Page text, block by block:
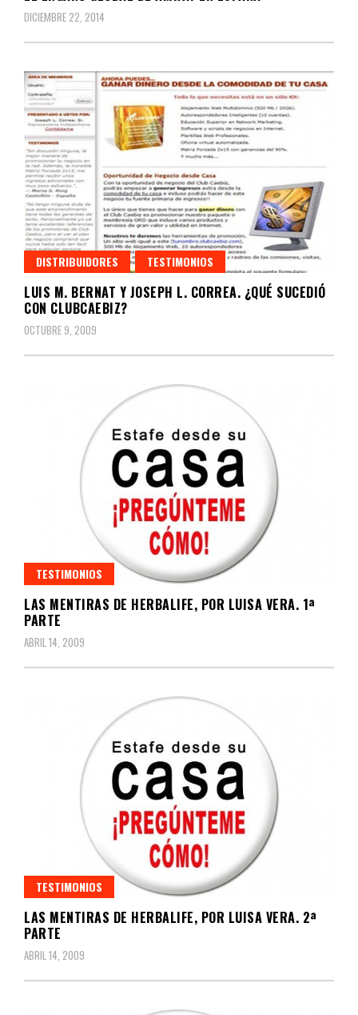
DICIEMBRE 22, 2014
DISTRIBUIDORES TESTIMONIOS
LUIS M. BERNAT Y JOSEPH L. CORREA. ¿QUÉ SUCEDIÓ
CON CLUBCAEBIZ?
OCTUBRE 9, 2009
TESTIMONIOS
LAS MENTIRAS DE HERBALIFE, POR LUISA VERA. 1ª
PARTE
ABRIL 14, 2009
TESTIMONIOS
LAS MENTIRAS DE HERBALIFE, POR LUISA VERA. 2ª
PARTE
ABRIL 14, 2009